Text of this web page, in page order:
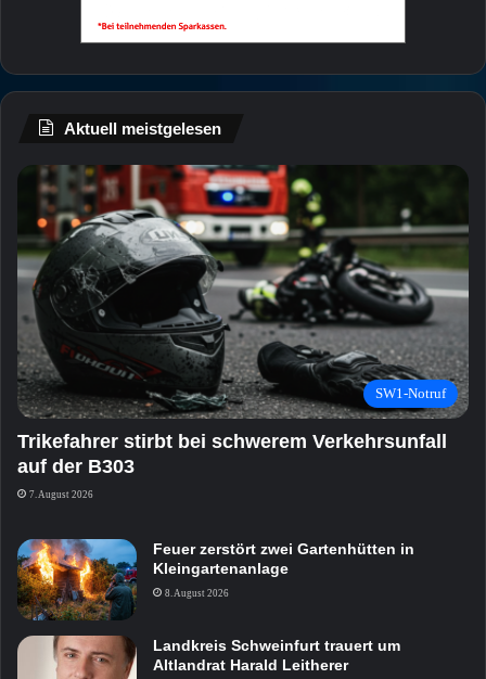
Aktuell meistgelesen
SW1-Notruf
Trikefahrer stirbt bei schwerem Verkehrsunfall
auf der B303
7. August 2026
Feuer zerstört zwei Gartenhütten in
Kleingartenanlage
8. August 2026
Landkreis Schweinfurt trauert um
Altlandrat Harald Leitherer